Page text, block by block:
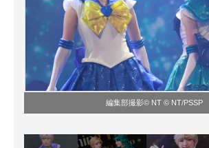
編集部撮影© NT © NT/PSSP